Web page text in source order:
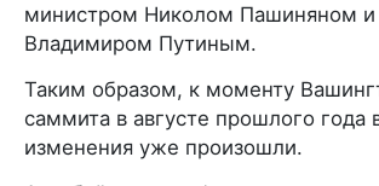
министром Николом Пашиняном и
Владимиром Путиным.
Таким образом, к моменту
саммита в августе прошлого года
изменения уже произошли.